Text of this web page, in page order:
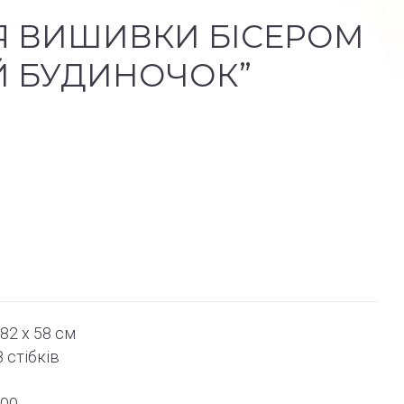
ВИШИВКИ БІСЕРОМ
БУДИНОЧОК”
х 58 см